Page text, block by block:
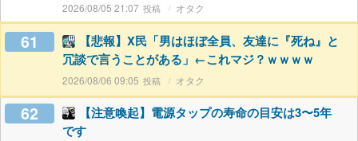
2026/08/05 21:07 オタク
61
【悲報】X民「男はほぼ全員、友達に『死ね』と
冗談で言うことがある」←これマジ？ｗｗｗｗ
2026/08/06 09:05 オタク
62
【注意喚起】電源タップの寿命の目安は3〜5年
です